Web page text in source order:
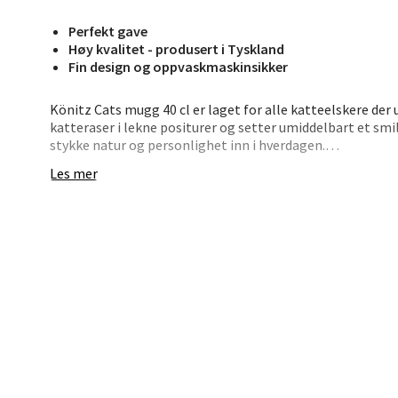
Perfekt gave
Høy kvalitet - produsert i Tyskland
Fin design og oppvaskmaskinsikker
Könitz Cats mugg 40 cl er laget for alle katteelskere der
katteraser i lekne positurer og setter umiddelbart et
stykke natur og personlighet inn i hverdagen.
Muggen rommer 40 cl og er laget i lett og holdbart
Les mer